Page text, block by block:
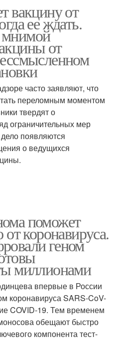
вакцину от
ее ждать.
от
часто заявляют, что
переломным моментом
твердят о
ограничительных мер
появляются
о ведущихся
поможет
от коронавируса.
геном
миллионами
впервые в России
коронавируса SARS-CoV-
COVID-19. Тем временем
обещают быстро
компонента тест-